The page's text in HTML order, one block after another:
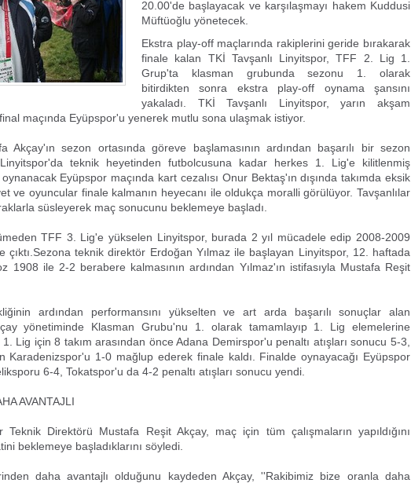
20.00'de başlayacak ve karşılaşmayı hakem Kuddusi
Müftüoğlu yönetecek.
Ekstra play-off maçlarında rakiplerini geride bırakarak
finale kalan TKİ Tavşanlı Linyitspor, TFF 2. Lig 1.
Grup'ta klasman grubunda sezonu 1. olarak
bitirdikten sonra ekstra play-off oynama şansını
yakaladı. TKİ Tavşanlı Linyitspor, yarın akşam
maçında Eyüpspor'u yenerek mutlu sona ulaşmak istiyor.
Akçay'ın sezon ortasında göreve başlamasının ardından başarılı bir sezon
teknik heyetinden futbolcusuna kadar herkes 1. Lig'e kilitlenmiş
Eyüpspor maçında kart cezalısı Onur Bektaş'ın dışında takımda eksik
ve oyuncular finale kalmanın heyecanı ile oldukça moralli görülüyor. Tavşanlılar
süsleyerek maç sonucunu beklemeye başladı.
TFF 3. Lig'e yükselen Linyitspor, burada 2 yıl mücadele edip 2008-2009
çıktı.Sezona teknik direktör Erdoğan Yılmaz ile başlayan Linyitspor, 12. haftada
1908 ile 2-2 berabere kalmasının ardından Yılmaz'ın istifasıyla Mustafa Reşit
ardından performansını yükselten ve art arda başarılı sonuçlar alan
yönetiminde Klasman Grubu'nu 1. olarak tamamlayıp 1. Lig elemelerine
Lig için 8 takım arasından önce Adana Demirspor'u penaltı atışları sonucu 5-3,
Karadenizspor'u 1-0 mağlup ederek finale kaldı. Finalde oynayacağı Eyüpspor
6-4, Tokatspor'u da 4-2 penaltı atışları sonucu yendi.
AVANTAJLI
Teknik Direktörü Mustafa Reşit Akçay, maç için tüm çalışmaların yapıldığını
beklemeye başladıklarını söyledi.
daha avantajlı olduğunu kaydeden Akçay, ''Rakibimiz bize oranla daha